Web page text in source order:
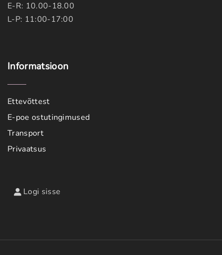
E-R: 10.00-18.00
L-P: 11:00-17:00
Informatsioon
Ettevõttest
E-poe ostutingimused
Transport
Privaatsus
Logi sisse